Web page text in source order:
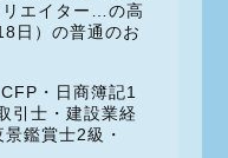
リエイター…の高
日）の普通のお
・日商簿記1
引士・建設業経
鑑賞士2級・